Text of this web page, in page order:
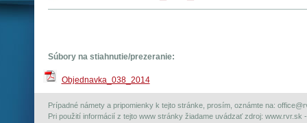
Súbory na stiahnutie/prezeranie:
Objednavka_038_2014
Prípadné námety a pripomienky k tejto stránke, prosím, oznámte na:
Pri použití informácií z tejto www stránky žiadame uvádzať zdroj: www.rvr.sk